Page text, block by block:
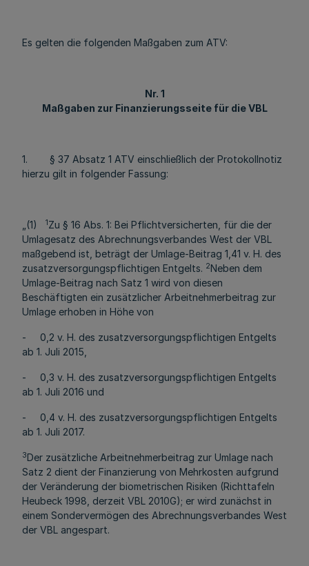
Es gelten die folgenden Maßgaben zum ATV:
Nr. 1
Maßgaben zur Finanzierungsseite für die VBL
1. § 37 Absatz 1 ATV einschließlich der Protokollnotiz
hierzu gilt in folgender Fassung:
„(1) 1Zu § 16 Abs. 1: Bei Pflichtversicherten, für die der
Umlagesatz des Abrechnungsverbandes West der VBL
maßgebend ist, beträgt der Umlage-Beitrag 1,41 v. H. des
zusatzversorgungspflichtigen Entgelts. 2Neben dem
Umlage-Beitrag nach Satz 1 wird von diesen
Beschäftigten ein zusätzlicher Arbeitnehmerbeitrag zur
Umlage erhoben in Höhe von
- 0,2 v. H. des zusatzversorgungspflichtigen Entgelts
ab 1. Juli 2015,
- 0,3 v. H. des zusatzversorgungspflichtigen Entgelts
ab 1. Juli 2016 und
- 0,4 v. H. des zusatzversorgungspflichtigen Entgelts
ab 1. Juli 2017.
3Der zusätzliche Arbeitnehmerbeitrag zur Umlage nach
Satz 2 dient der Finanzierung von Mehrkosten aufgrund
der Veränderung der biometrischen Risiken (Richttafeln
Heubeck 1998, derzeit VBL 2010G); er wird zunächst in
einem Sondervermögen des Abrechnungsverbandes West
der VBL angespart.